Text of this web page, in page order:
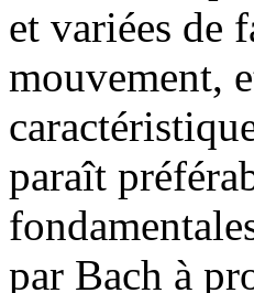
et variées de
mouvement,
paraît
par Bach à